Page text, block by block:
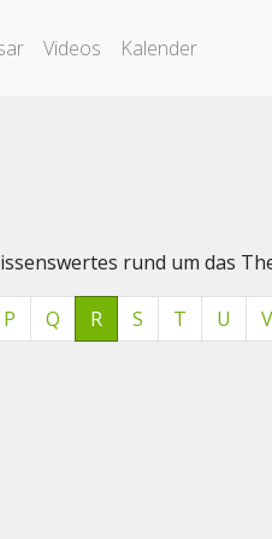
Videos Kalender
rund um das
P Q R S T U
V